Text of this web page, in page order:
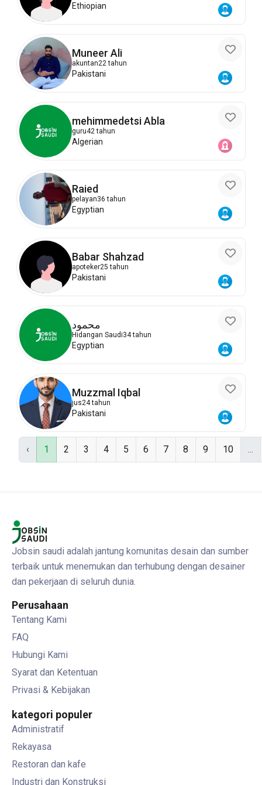
Ethiopian
Muneer Ali
akuntan22 tahun
Pakistani
mehimmedetsi Abla
guru42 tahun
Algerian
Raied
pelayan36 tahun
Egyptian
Babar Shahzad
apoteker25 tahun
Pakistani
محمود
Hidangan Saudi34 tahun
Egyptian
Muzzmal Iqbal
jus24 tahun
Pakistani
‹ 1 2 3 4 5 6 7 8 9 10 ...
Jobsin saudi adalah jantung komunitas desain dan sumber
terbaik untuk menemukan dan terhubung dengan desainer
dan pekerjaan di seluruh dunia.
Perusahaan
Tentang Kami
FAQ
Hubungi Kami
Syarat dan Ketentuan
Privasi & Kebijakan
kategori populer
Administratif
Rekayasa
Restoran dan kafe
Industri dan Konstruksi